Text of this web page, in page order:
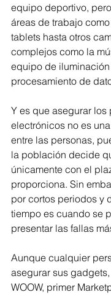
equipo deportivo,
áreas de trabajo
tablets hasta otros
complejos como la
equipo de iluminación
procesamiento de
Y es que asegurar los
electrónicos no es
entre las personas,
la población decide
únicamente con el
proporciona. Sin
por cortos periodos y
tiempo es cuando se
presentar las fallas
Aunque cualquier
asegurar sus
WOOW, primer